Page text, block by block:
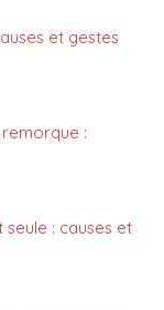
et gestes
:
seule : causes et